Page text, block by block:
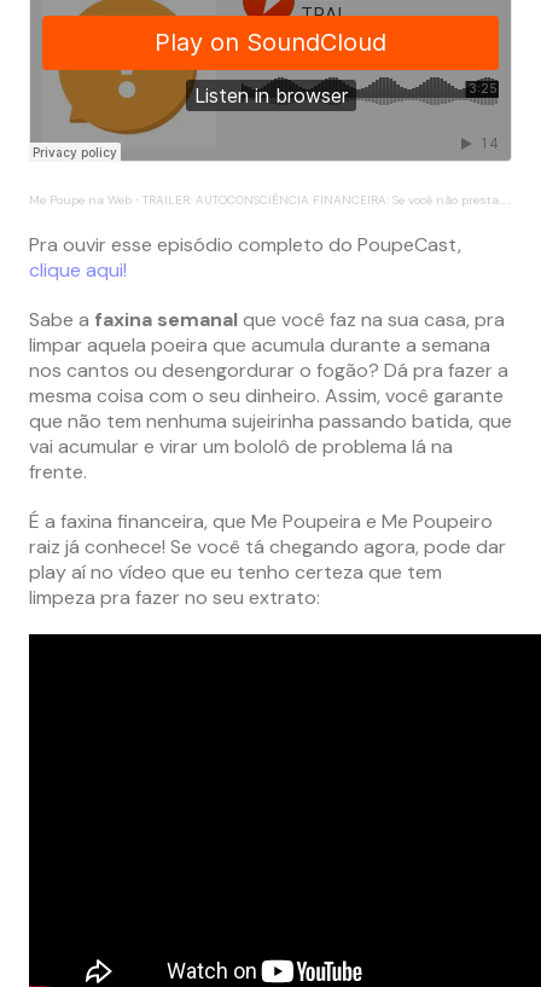
Me Poupe na Web · TRAILER: AUTOCONSCIÊNCIA FINANCEIRA: Se você não prestar atenção, o seu dinheiro já era!
Pra ouvir esse episódio completo do PoupeCast,
clique aqui!
Sabe a faxina semanalque você faz na sua casa, pra
limpar aquela poeira que acumula durante a semana
nos cantos ou desengordurar o fogão? Dá pra fazer a
mesma coisa com o seu dinheiro. Assim, você garante
que não tem nenhuma sujeirinha passando batida, que
vai acumular e virar um bololô de problema lá na
frente.
É a faxina financeira, que Me Poupeira e Me Poupeiro
raiz já conhece! Se você tá chegando agora, pode dar
play aí no vídeo que eu tenho certeza que tem
limpeza pra fazer no seu extrato: